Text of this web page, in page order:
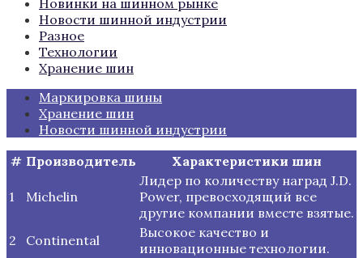
Новинки на шинном рынке
Новости шинной индустрии
Разное
Технологии
Хранение шин
Маркировка шины
Хранение шин
Новости шинной индустрии
# Производитель Характеристики шин
1 Michelin
Лидер по количеству наград J.D.
Power, превосходящий все
другие компании вместе взятые.
2
Continental
Высокое качество и
инновационные технологии.